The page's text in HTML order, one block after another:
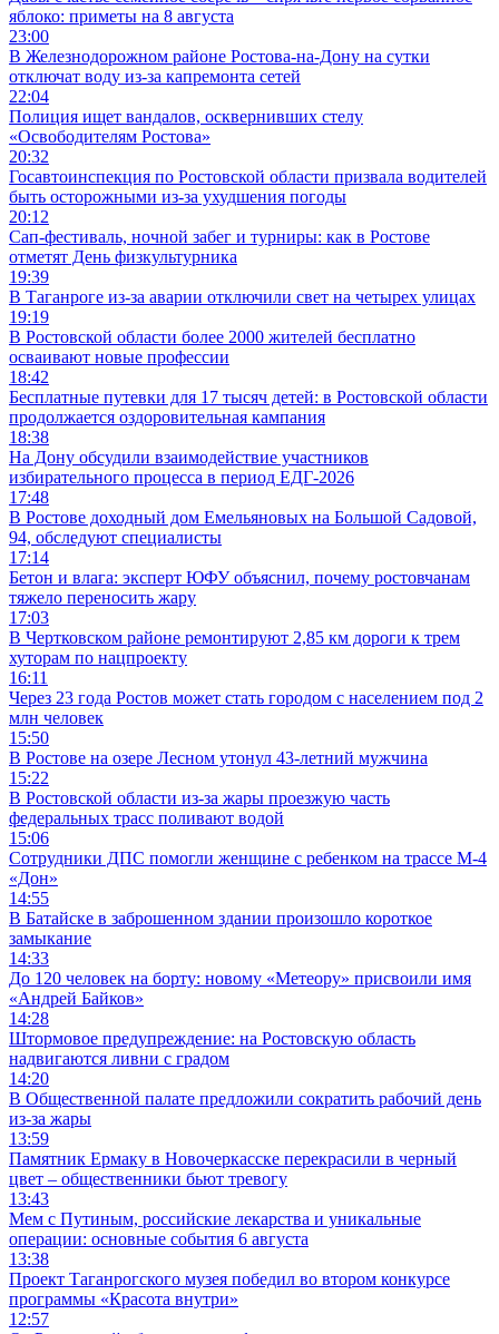
яблоко: приметы на 8 августа
23:00
В Железнодорожном районе Ростова-на-Дону на сутки
отключат воду из-за капремонта сетей
22:04
Полиция ищет вандалов, осквернивших стелу
«Освободителям Ростова»
20:32
Госавтоинспекция по Ростовской области призвала водителей
быть осторожными из-за ухудшения погоды
20:12
Сап-фестиваль, ночной забег и турниры: как в Ростове
отметят День физкультурника
19:39
В Таганроге из-за аварии отключили свет на четырех улицах
19:19
В Ростовской области более 2000 жителей бесплатно
осваивают новые профессии
18:42
Бесплатные путевки для 17 тысяч детей: в Ростовской области
продолжается оздоровительная кампания
18:38
На Дону обсудили взаимодействие участников
избирательного процесса в период ЕДГ-2026
17:48
В Ростове доходный дом Емельяновых на Большой Садовой,
94, обследуют специалисты
17:14
Бетон и влага: эксперт ЮФУ объяснил, почему ростовчанам
тяжело переносить жару
17:03
В Чертковском районе ремонтируют 2,85 км дороги к трем
хуторам по нацпроекту
16:11
Через 23 года Ростов может стать городом с населением под 2
млн человек
15:50
В Ростове на озере Лесном утонул 43-летний мужчина
15:22
В Ростовской области из-за жары проезжую часть
федеральных трасс поливают водой
15:06
Сотрудники ДПС помогли женщине с ребенком на трассе М-4
«Дон»
14:55
В Батайске в заброшенном здании произошло короткое
замыкание
14:33
До 120 человек на борту: новому «Метеору» присвоили имя
«Андрей Байков»
14:28
Штормовое предупреждение: на Ростовскую область
надвигаются ливни с градом
14:20
В Общественной палате предложили сократить рабочий день
из-за жары
13:59
Памятник Ермаку в Новочеркасске перекрасили в черный
цвет – общественники бьют тревогу
13:43
Мем с Путиным, российские лекарства и уникальные
операции: основные события 6 августа
13:38
Проект Таганрогского музея победил во втором конкурсе
программы «Красота внутри»
12:57